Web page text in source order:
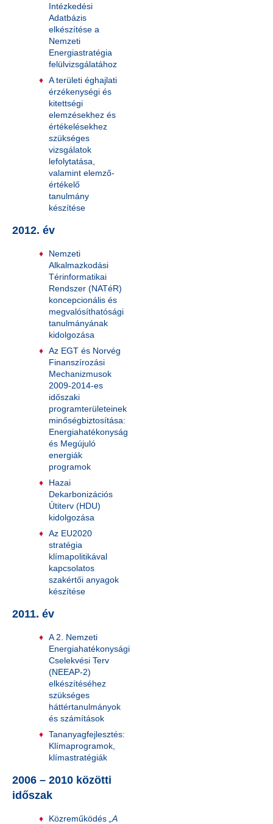
Intézkedési
Adatbázis
elkészítése a
Nemzeti
Energiastratégia
felülvizsgálatához
A területi éghajlati
érzékenységi és
kitettségi
elemzésekhez és
értékelésekhez
szükséges
vizsgálatok
lefolytatása,
valamint elemző-
értékelő
tanulmány
készítése
2012. év
Nemzeti
Alkalmazkodási
Térinformatikai
Rendszer (NATéR)
koncepcionális és
megvalósíthatósági
tanulmányának
kidolgozása
Az EGT és Norvég
Finanszírozási
Mechanizmusok
2009-2014-es
időszaki
programterületeinek
minőségbiztosítása:
Energiahatékonyság
és Megújuló
energiák
programok
Hazai
Dekarbonizációs
Útiterv (HDU)
kidolgozása
Az EU2020
stratégia
klímapolitikával
kapcsolatos
szakértői anyagok
készítése
2011. év
A 2. Nemzeti
Energiahatékonysági
Cselekvési Terv
(NEEAP-2)
elkészítéséhez
szükséges
háttértanulmányok
és számítások
Tananyagfejlesztés:
Klímaprogramok,
klímastratégiák
2006 – 2010 közötti
időszak
Közreműködés „A